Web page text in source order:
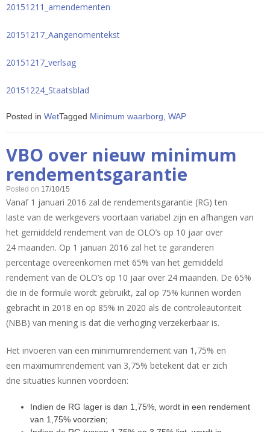
20151211_amendementen
20151217_Aangenomentekst
20151217_verlsag
20151224_Staatsblad
Posted in WetTagged Minimum waarborg WAP
VBO over nieuw minimum
rendementsgarantie
Posted on 17/10/15
Vanaf 1 januari 2016 zal de rendementsgarantie (RG) ten
laste van de werkgevers voortaan variabel zijn en afhangen van
het gemiddeld rendement van de OLO’s op 10 jaar over
24 maanden. Op 1 januari 2016 zal het te garanderen
percentage overeenkomen met 65% van het gemiddeld
rendement van de OLO’s op 10 jaar over 24 maanden. De 65%
die in de formule wordt gebruikt, zal op 75% kunnen worden
gebracht in 2018 en op 85% in 2020 als de controleautoriteit
(NBB) van mening is dat die verhoging verzekerbaar is.
Het invoeren van een minimumrendement van 1,75% en
een maximumrendement van 3,75% betekent dat er zich
drie situaties kunnen voordoen:
Indien de RG lager is dan 1,75%, wordt in een rendement
van 1,75% voorzien;